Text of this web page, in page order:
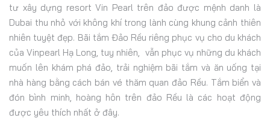
tư xây dựng resort Vin Pearl trên đảo được mệnh danh là
Dubai thu nhỏ với không khí trong lành cùng khung cảnh thiên
nhiên tuyệt đẹp. Bãi tắm Đảo Rều riêng phục vụ cho du khách
của Vinpearl Hạ Long, tuy nhiên, vẫn phục vụ những du khách
muốn lên khám phá đảo, trải nghiệm bãi tắm và ăn uống tại
nhà hàng bằng cách bán vé thăm quan đảo Rều. Tắm biển và
đón bình minh, hoàng hôn trên đảo Rều là các hoạt động
được yêu thích nhất ở đây.